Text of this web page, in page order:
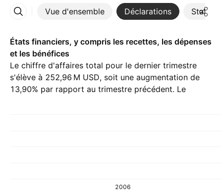
Vue d'ensemble Déclarations
Plus
États financiers, y compris les recettes, les dépenses
et les bénéfices
Le chiffre d'affaires total pour le dernier trimestre
s'élève à ‪252,96 M‬ USD, soit une augmentation de
13,90% par rapport au trimestre précédent. Le
2006